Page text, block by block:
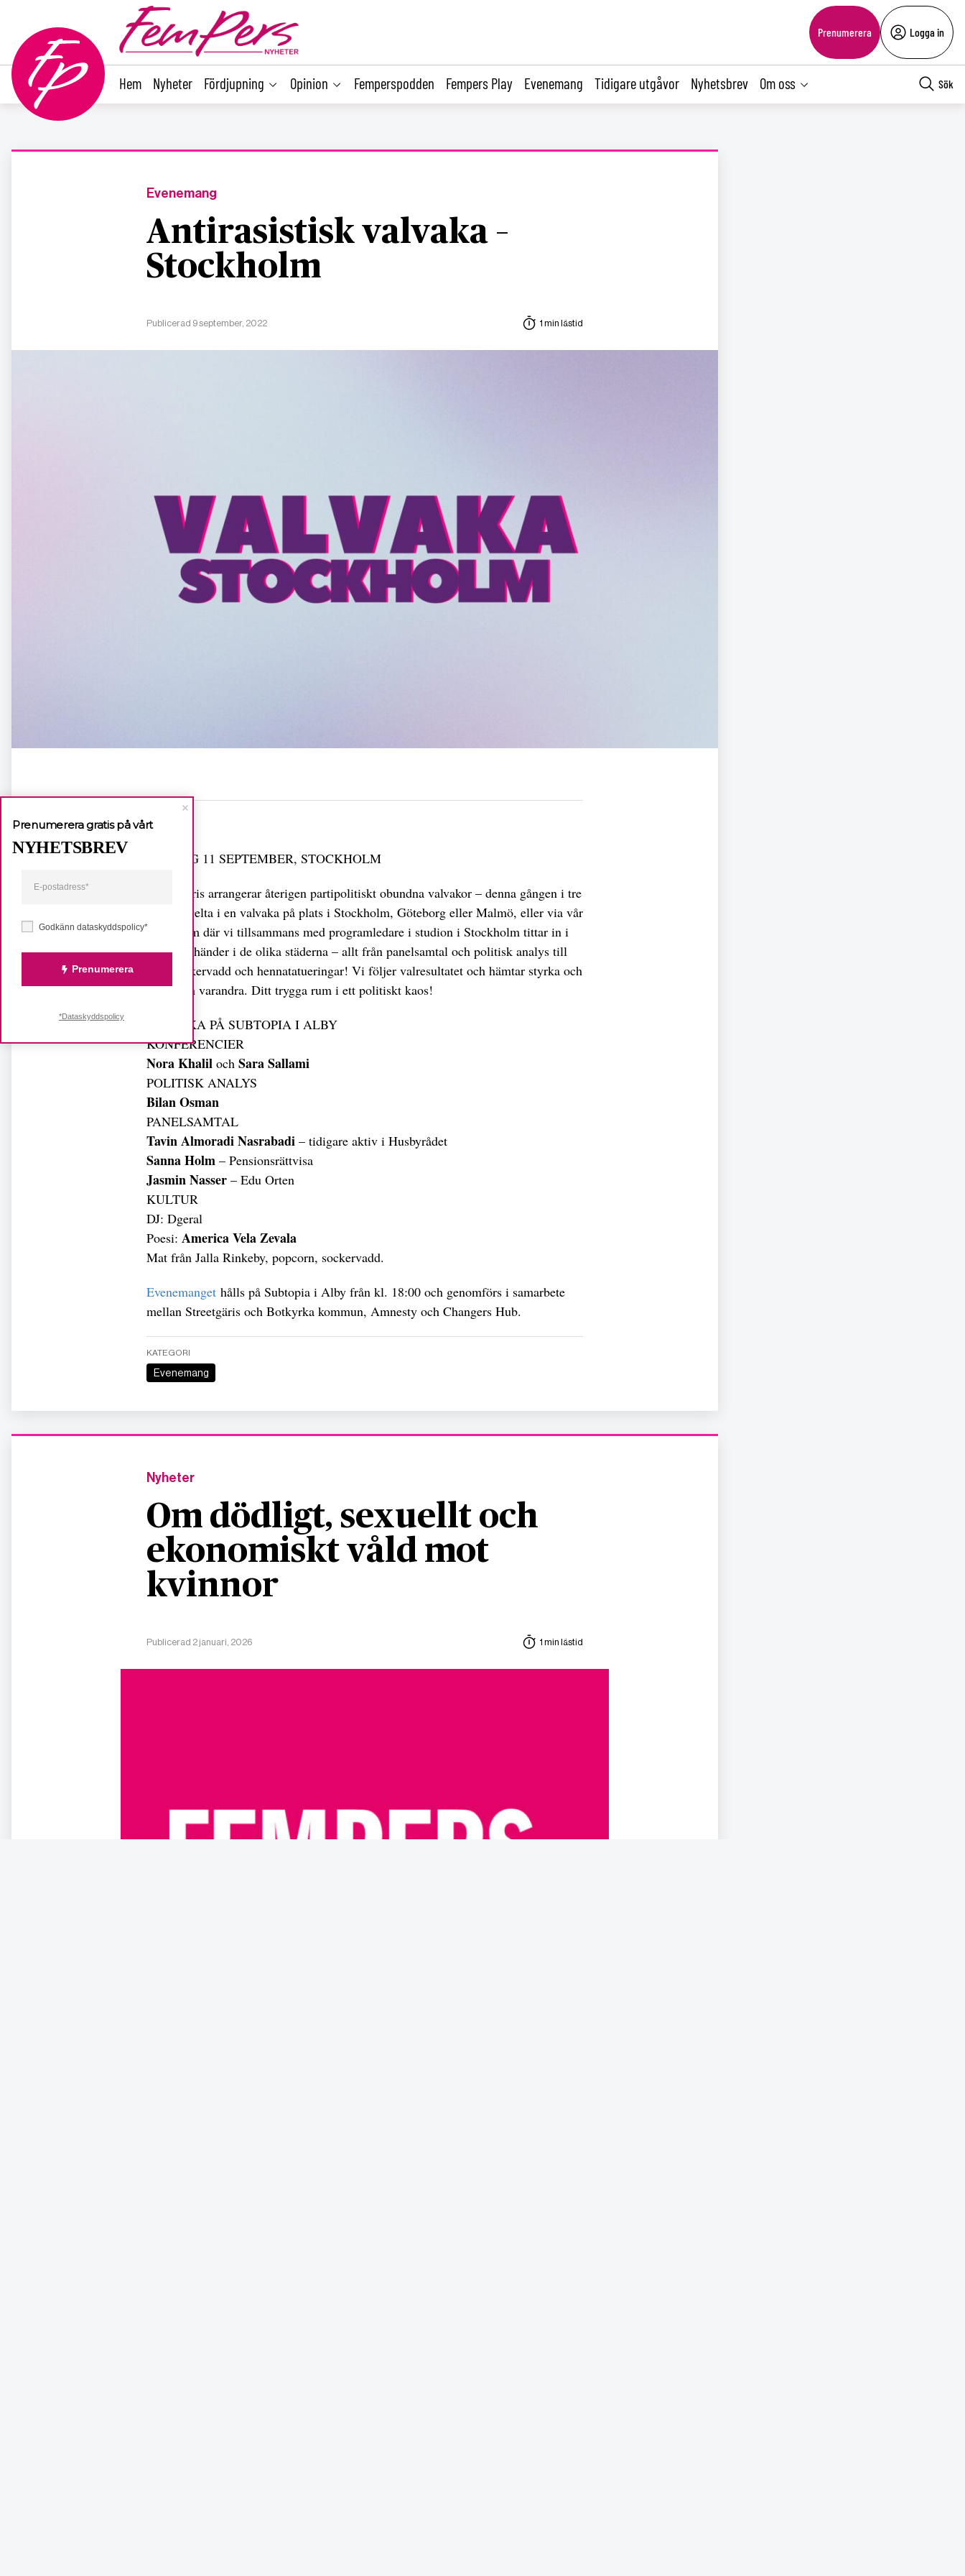
Prenumerera Logga in
Hem Nyheter Fördjupning Opinion Femperspodden Fempers Play Evenemang Tidigare utgåvor Nyhetsbrev Om oss Sök
Evenemang
Antirasistisk valvaka –
Stockholm
Publicerad 9 september, 2022 1 min lästid
SÖNDAG 11 SEPTEMBER, STOCKHOLM
StreetGäris arrangerar återigen partipolitiskt obundna valvakor – denna gången i tre
städer! Delta i en valvaka på plats i Stockholm, Göteborg eller Malmö, eller via vår
livestream där vi tillsammans med programledare i studion i Stockholm tittar in i
vad som händer i de olika städerna – allt från panelsamtal och politisk analys till
DJs, sockervadd och hennatatueringar! Vi följer valresultatet och hämtar styrka och
kraft från varandra. Ditt trygga rum i ett politiskt kaos!
VALVAKA PÅ SUBTOPIA I ALBY
KONFERENCIER
Nora Khalil och Sara Sallami
POLITISK ANALYS
Bilan Osman
PANELSAMTAL
Tavin Almoradi Nasrabadi – tidigare aktiv i Husbyrådet
Sanna Holm – Pensionsrättvisa
Jasmin Nasser – Edu Orten
KULTUR
DJ: Dgeral
Poesi: America Vela Zevala
Mat från Jalla Rinkeby, popcorn, sockervadd.
Evenemanget hålls på Subtopia i Alby från kl. 18:00 och genomförs i samarbete
mellan Streetgäris och Botkyrka kommun, Amnesty och Changers Hub.
KATEGORI
Evenemang
Nyheter
Om dödligt, sexuellt och
ekonomiskt våld mot
kvinnor
Publicerad 2 januari, 2026 1 min lästid
Godkänn dataskyddspolicy*
Prenumerera
Prenumerera gratis på vårt
NYHETSBREV
*Dataskyddspolicy